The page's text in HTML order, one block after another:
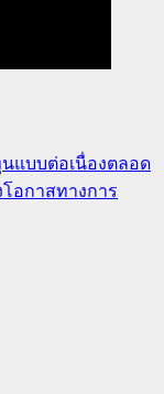
แบบต่อเนื่องตลอด
อกาสทางการ